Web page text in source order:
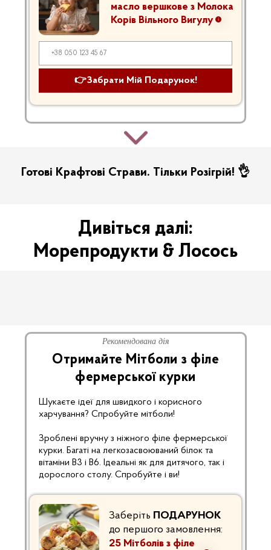
масло вершкове з Молока
Корів Вільного Вигулу
👉Забрати Мій Подарунок!
Готові Крафтові Страви. Тільки Розігрій! 👌
Дивіться далі:
Морепродукти & Лосось
Рекомендована дія
Отримайте Мітболи з філе
фермерської курки
Шукаєте ідеї для швидкого і корисного
харчування? Спробуйте мітболи!
Зроблені вручну з ніжного філе фермерської
курки. Багаті на легкозасвоюваний білок та
вітаміни В3 і В6. Ідеальні як для дитячого, так і
дорослого столу. Спробуйте і ви!
Заберіть ПОДАРУНОК
до першого замовлення:
25 Мітболів з філе